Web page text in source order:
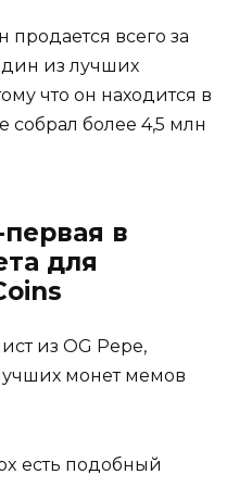
продается всего за
из лучших
что он находится в
собрал более 4,5 млн
в
для
из OG Pepe,
монет мемов
есть подобный